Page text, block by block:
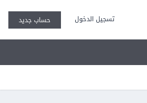
تسجيل الدخول حساب جديد